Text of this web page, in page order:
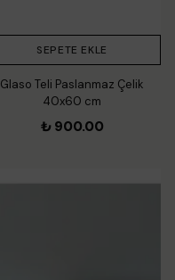
SEPETE EKLE
Glaso Teli Paslanmaz Çelik
40x60 cm
₺ 900.00